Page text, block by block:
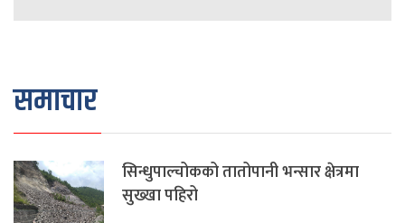
समाचार
सिन्धुपाल्चोकको तातोपानी भन्सार क्षेत्रमा
सुख्खा पहिरो